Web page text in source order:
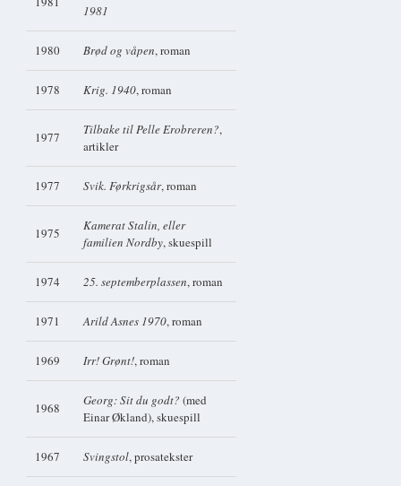
1981
1980 Brød og våpen, roman
1978 Krig. 1940, roman
1977 Tilbake til Pelle Erobreren?,
artikler
1977 Svik. Førkrigsår, roman
1975
Kamerat Stalin, eller
familien Nordby, skuespill
1974 25. septemberplassen, roman
1971 Arild Asnes 1970, roman
1969 Irr! Grønt!, roman
1968 Georg: Sit du godt? (med
Einar Økland), skuespill
1967 Svingstol, prosatekster